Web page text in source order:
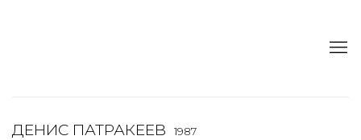
ДЕНИС ПАТРАКЕЕВ
1987